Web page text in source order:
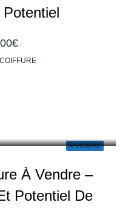
À VENDRE
À Vendre –
Potentiel De